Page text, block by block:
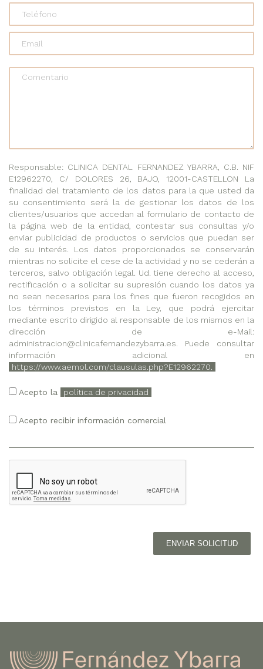
Comentario
Responsable: CLINICA DENTAL FERNANDEZ YBARRA, C.B. NIF
E12962270, C/ DOLORES 26, BAJO, 12001-CASTELLON La
finalidad del tratamiento de los datos para la que usted da
su consentimiento será la de gestionar los datos de los
clientes/usuarios que accedan al formulario de contacto de
la página web de la entidad, contestar sus consultas y/o
enviar publicidad de productos o servicios que puedan ser
de su interés. Los datos proporcionados se conservarán
mientras no solicite el cese de la actividad y no se cederán a
terceros, salvo obligación legal. Ud. tiene derecho al acceso,
rectificación o a solicitar su supresión cuando los datos ya
no sean necesarios para los fines que fueron recogidos en
los términos previstos en la Ley, que podrá ejercitar
mediante escrito dirigido al responsable de los mismos en la
dirección de e-Mail:
administracion@clinicafernandezybarra.es. Puede consultar
información adicional en
https://www.aemol.com/clausulas.php?E12962270.
Acepto la política de privacidad
Acepto recibir información comercial
ENVIAR SOLICITUD